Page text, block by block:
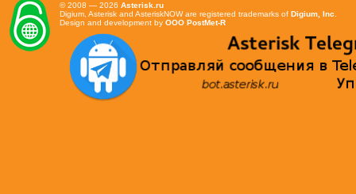
© 2008 — 2026 Asterisk.ru
Digium, Asterisk and AsteriskNOW are registered trademarks of Digium, Inc.
Design and development by OOO PostMet-R